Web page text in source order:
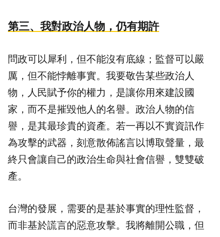
第三、我對政治人物，仍有期許
問政可以犀利，但不能沒有底線；監督可以嚴
厲，但不能悖離事實。我要敬告某些政治人
物，人民賦予你的權力，是讓你用來建設國
家，而不是摧毀他人的名譽。政治人物的信
譽，是其最珍貴的資產。若一再以不實資訊作
為攻擊的武器，刻意散佈謠言以博取聲量，最
終只會讓自己的政治生命與社會信譽，雙雙破
產。
台灣的發展，需要的是基於事實的理性監督，
而非基於謊言的惡意攻擊。我將離開公職，但